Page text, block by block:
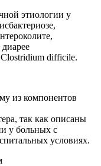
этиологии у
difficile.
из компонентов
так как описаны
у больных с
условиях.